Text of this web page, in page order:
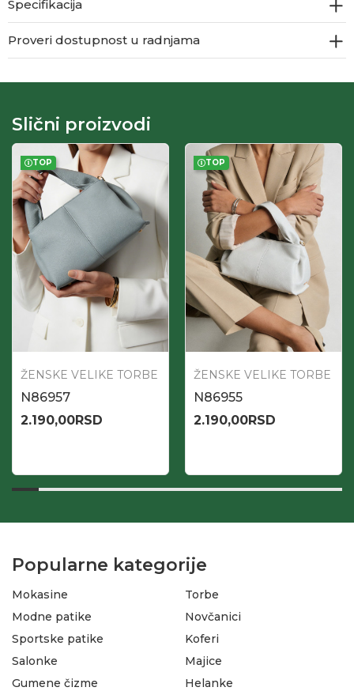
Specifikacija
Proveri dostupnost u radnjama
Slični proizvodi
TOP
ŽENSKE VELIKE TORBE
N86957
2.190,00RSD
TOP
ŽENSKE VELIKE TORBE
N86955
2.190,00RSD
Popularne kategorije
Mokasine
Modne patike
Sportske patike
Salonke
Gumene čizme
Torbe
Novčanici
Koferi
Majice
Helanke